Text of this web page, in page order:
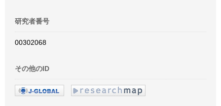
研究者番号
00302068
その他のID